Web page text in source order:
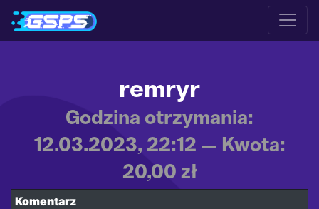
remryr
Godzina otrzymania:
12.03.2023, 22:12 — Kwota:
20,00 zł
Komentarz